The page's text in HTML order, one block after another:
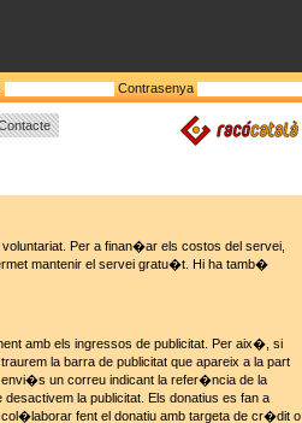
Contrasenya
Per a finan�ar els costos del servei,
mantenir el servei gratu�t. Hi ha tamb�
amb els ingressos de publicitat. Per aix�, si
la barra de publicitat que apareix a la part
un correu indicant la refer�ncia de la
la publicitat. Els donatius es fan a
fent el donatiu amb targeta de cr�dit o